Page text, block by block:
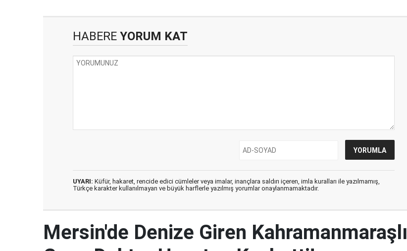
HABERE YORUM KAT
UYARI: Küfür, hakaret, rencide edici cümleler veya imalar, inançlara saldırı içeren, imla kuralları ile yazılmamış,
Türkçe karakter kullanılmayan ve büyük harflerle yazılmış yorumlar onaylanmamaktadır.
Mersin'de Denize Giren Kahramanmaraşlı